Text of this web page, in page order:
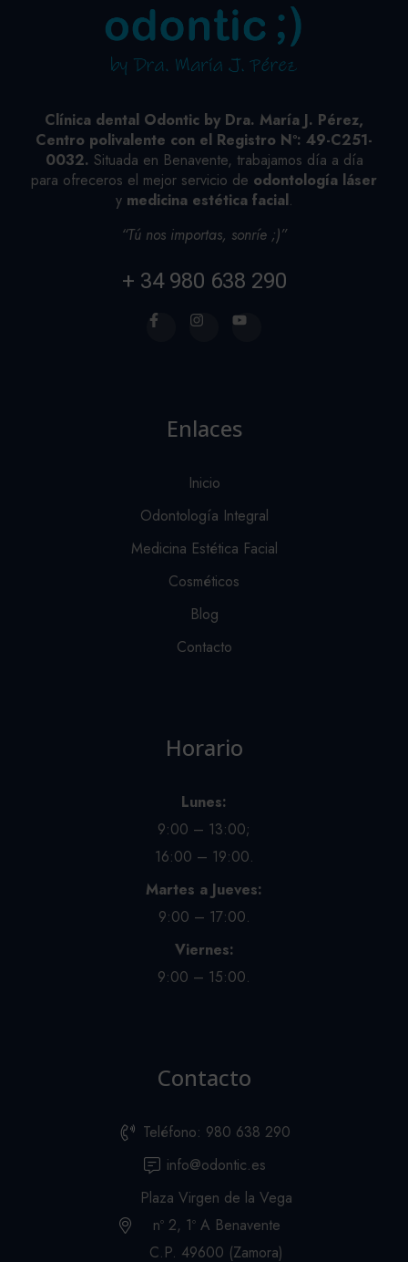
Clínica dental Odontic by Dra. María J. Pérez,
Centro polivalente con el Registro Nº: 49-C251-
0032. Situada en Benavente, trabajamos día a día
para ofreceros el mejor servicio de odontología láser
y medicina estética facial.
“Tú nos importas, sonríe ;)”
+ 34 980 638 290
Enlaces
Inicio
Odontología Integral
Medicina Estética Facial
Cosméticos
Blog
Contacto
Horario
Lunes:
9:00 – 13:00;
16:00 – 19:00.
Martes a Jueves:
9:00 – 17:00.
Viernes:
9:00 – 15:00.
Contacto
Teléfono: 980 638 290
info@odontic.es
Plaza Virgen de la Vega
nº 2, 1º A Benavente
C.P. 49600 (Zamora)